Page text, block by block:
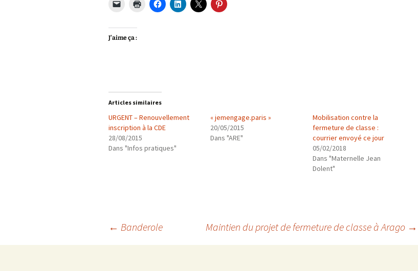
J’aime ça :
Articles similaires
URGENT – Renouvellement
inscription à la CDE
28/08/2015
Dans "Infos pratiques"
« jemengage.paris »
20/05/2015
Dans "ARE"
Mobilisation contre la
fermeture de classe :
courrier envoyé ce jour
05/02/2018
Dans "Maternelle Jean
Dolent"
Navigation
← Banderole Maintien du projet de fermeture de classe à Arago →